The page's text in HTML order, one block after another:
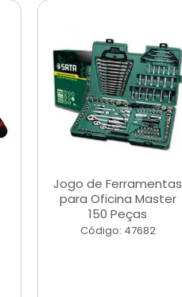
Jogo de Ferramentas
para Oficina Master
150 Peças
Código: 47682